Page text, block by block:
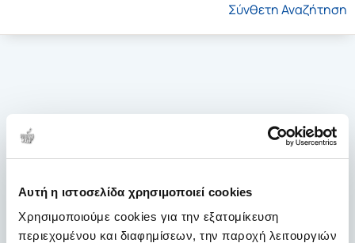
Αυτή η ιστοσελίδα χρησιμοποιεί cookies
Χρησιμοποιούμε cookies για την εξατομίκευση
περιεχομένου και διαφημίσεων, την παροχή λειτουργιών
Σύνθετη Αναζήτηση